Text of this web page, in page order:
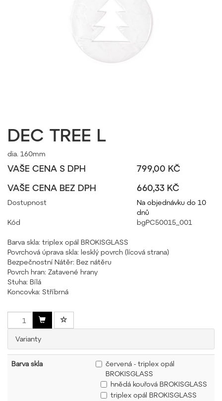
DEC TREE L
dia. 160mm
VAŠE CENA S DPH
799,00 KČ
VAŠE CENA BEZ DPH
660,33 KČ
Dostupnost
Na objednávku do 10
dnů
Kód
bgPC50015_001
Barva skla: triplex opál BROKISGLASS
Povrchová úprava skla: lesklý povrch (lícová strana)
Bezpečnostní Nátěr: Bez nátěru
Povrch hran: Zatavené hrany
Stuha: Bílá
Koncovka: Stříbrná
Varianty
Barva skla
červená - triplex opál
BROKISGLASS
hnědá kouřová BROKISGLASS
triplex opál BROKISGLASS